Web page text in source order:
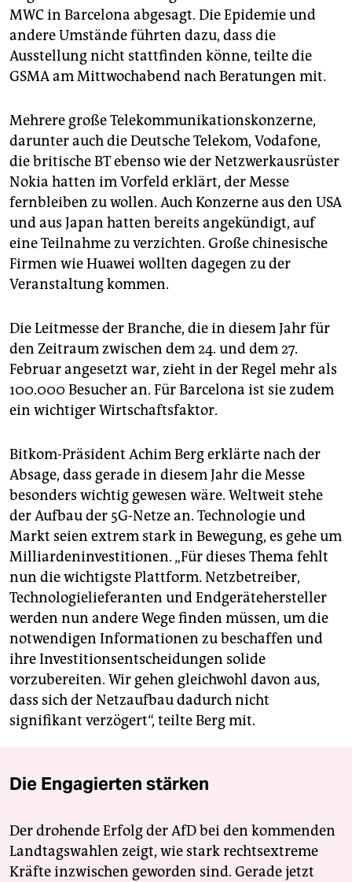
MWC in Barcelona abgesagt. Die Epidemie und
andere Umstände führten dazu, dass die
Ausstellung nicht stattfinden könne, teilte die
GSMA am Mittwochabend nach Beratungen mit.
Mehrere große Telekommunikationskonzerne,
darunter auch die Deutsche Telekom, Vodafone,
die britische BT ebenso wie der Netzwerkausrüster
Nokia hatten im Vorfeld erklärt, der Messe
fernbleiben zu wollen. Auch Konzerne aus den USA
und aus Japan hatten bereits angekündigt, auf
eine Teilnahme zu verzichten. Große chinesische
Firmen wie Huawei wollten dagegen zu der
Veranstaltung kommen.
Die Leitmesse der Branche, die in diesem Jahr für
den Zeitraum zwischen dem 24. und dem 27.
Februar angesetzt war, zieht in der Regel mehr als
100.000 Besucher an. Für Barcelona ist sie zudem
ein wichtiger Wirtschaftsfaktor.
Bitkom-Präsident Achim Berg erklärte nach der
Absage, dass gerade in diesem Jahr die Messe
besonders wichtig gewesen wäre. Weltweit stehe
der Aufbau der 5G-Netze an. Technologie und
Markt seien extrem stark in Bewegung, es gehe um
Milliardeninvestitionen. „Für dieses Thema fehlt
nun die wichtigste Plattform. Netzbetreiber,
Technologielieferanten und Endgerätehersteller
werden nun andere Wege finden müssen, um die
notwendigen Informationen zu beschaffen und
ihre Investitionsentscheidungen solide
vorzubereiten. Wir gehen gleichwohl davon aus,
dass sich der Netzaufbau dadurch nicht
signifikant verzögert“, teilte Berg mit.
Die Engagierten stärken
Der drohende Erfolg der AfD bei den kommenden
Landtagswahlen zeigt, wie stark rechtsextreme
Kräfte inzwischen geworden sind. Gerade jetzt